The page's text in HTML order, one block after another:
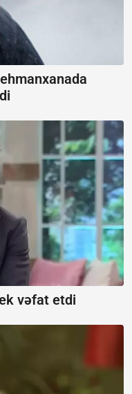
vəfat etdi